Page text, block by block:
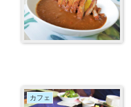
カフェ